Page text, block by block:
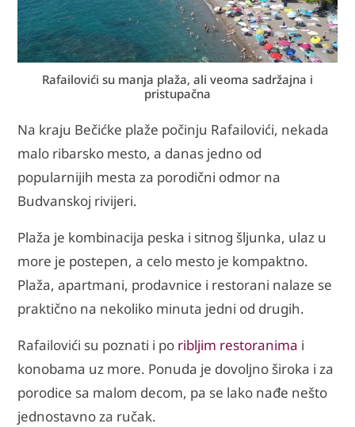
Rafailovići su manja plaža, ali veoma sadržajna i
pristupačna
Na kraju Bečićke plaže počinju Rafailovići, nekada
malo ribarsko mesto, a danas jedno od
popularnijih mesta za porodični odmor na
Budvanskoj rivijeri.
Plaža je kombinacija peska i sitnog šljunka, ulaz u
more je postepen, a celo mesto je kompaktno.
Plaža, apartmani, prodavnice i restorani nalaze se
praktično na nekoliko minuta jedni od drugih.
Rafailovići su poznati i po ribljim restoranima i
konobama uz more. Ponuda je dovoljno široka i za
porodice sa malom decom, pa se lako nađe nešto
jednostavno za ručak.